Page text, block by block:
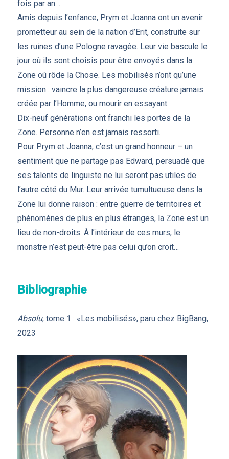
fois par an…
Amis depuis l’enfance, Prym et Joanna ont un avenir
prometteur au sein de la nation d’Erit, construite sur
les ruines d’une Pologne ravagée. Leur vie bascule le
jour où ils sont choisis pour être envoyés dans la
Zone où rôde la Chose. Les mobilisés n’ont qu’une
mission : vaincre la plus dangereuse créature jamais
créée par l’Homme, ou mourir en essayant.
Dix-neuf générations ont franchi les portes de la
Zone. Personne n’en est jamais ressorti.
Pour Prym et Joanna, c’est un grand honneur – un
sentiment que ne partage pas Edward, persuadé que
ses talents de linguiste ne lui seront pas utiles de
l’autre côté du Mur. Leur arrivée tumultueuse dans la
Zone lui donne raison : entre guerre de territoires et
phénomènes de plus en plus étranges, la Zone est un
lieu de non-droits. À l’intérieur de ces murs, le
monstre n’est peut-être pas celui qu’on croit…
Bibliographie
Absolu, tome 1 : «Les mobilisés», paru chez BigBang,
2023